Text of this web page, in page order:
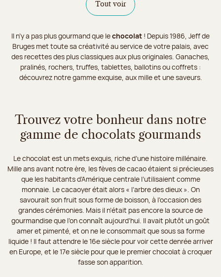
Tout voir
Il n’y a pas plus gourmand que lechocolat ! Depuis 1986, Jeff de
Bruges met toute sa créativité au service de votre palais, avec
des recettes des plus classiques aux plus originales. Ganaches,
pralinés, rochers, truffes, tablettes, ballotins ou coffrets :
découvrez notre gamme exquise, aux mille et une saveurs.
Trouvez votre bonheur dans notre
gamme de chocolats gourmands
Le chocolat est un mets exquis, riche d’une histoire millénaire.
Mille ans avant notre ère, les fèves de cacao étaient si précieuses
que les habitants d’Amérique centrale l’utilisaient comme
monnaie. Le cacaoyer était alors « l’arbre des dieux ». On
savourait son fruit sous forme de boisson, à l’occasion des
grandes cérémonies. Mais il n’était pas encore la source de
gourmandise que l’on connaît aujourd’hui. Il avait plutôt un goût
amer et pimenté, et on ne le consommait que sous sa forme
liquide ! Il faut attendre le 16e siècle pour voir cette denrée arriver
en Europe, et le 17e siècle pour que le premier chocolat à croquer
fasse son apparition.